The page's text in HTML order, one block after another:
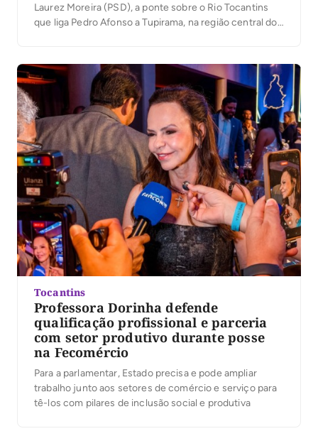
Laurez Moreira (PSD), a ponte sobre o Rio Tocantins
que liga Pedro Afonso a Tupirama, na região central do
importância da construção da ponte […]
Tocantins
Professora Dorinha defende
qualificação profissional e parceria
com setor produtivo durante posse
na Fecomércio
Para a parlamentar, Estado precisa e pode ampliar
trabalho junto aos setores de comércio e serviço para
tê-los com pilares de inclusão social e produtiva